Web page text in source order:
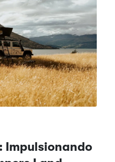
Impulsionando